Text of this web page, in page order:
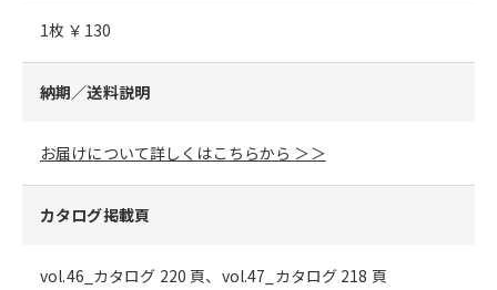
1枚 ￥130
納期／送料説明
お届けについて詳しくはこちらから ＞＞
カタログ掲載頁
vol.46_カタログ 220 頁、vol.47_カタログ 218 頁